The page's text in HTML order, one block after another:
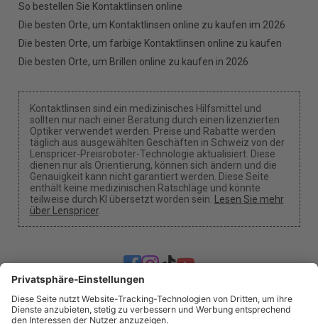
So bestellen Sie Kontaktlinsen online
Die besten Orte, um Kontaktlinsen online zu kaufen im 2026
Die besten Orte, um farbige Kontaktlinsen online zu kaufen
Die besten Orte, um Brillen online zu kaufen in 2026
Kontaktlinsen sind ein medizinisches Hilfsmittel und
sollten nur nach einer Beratung durch einen lizenzierten
Optiker verwendet werden. Preise und Rabatte werden
täglich aus ausgewählten Geschäften in Schweiz von der
Lenspricer-Preisroboter-Technologie aktualisiert. Diese
dienen nur als Orientierung, können sich ändern und die
Genauigkeit kann nicht garantiert werden. Diese Seite
enthält keine medizinischen Ratschläge und könnte
teilweise durch KI übersetzt worden sein. Lesen Sie mehr
über Lenspricer.
Cookie-Einstellungen